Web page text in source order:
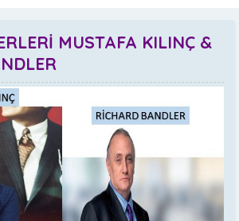
MUSTAFA KILINÇ &